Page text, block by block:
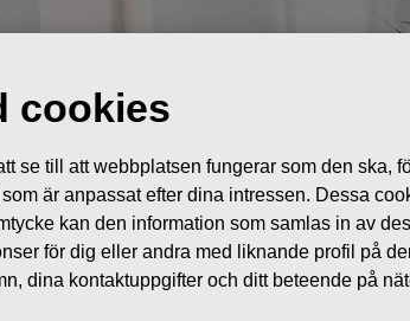
cookies
se till att webbplatsen fungerar som den ska,
är anpassat efter dina intressen. Dessa
kan den information som samlas in av
för dig eller andra med liknande profil på
dina kontaktuppgifter och ditt beteende på